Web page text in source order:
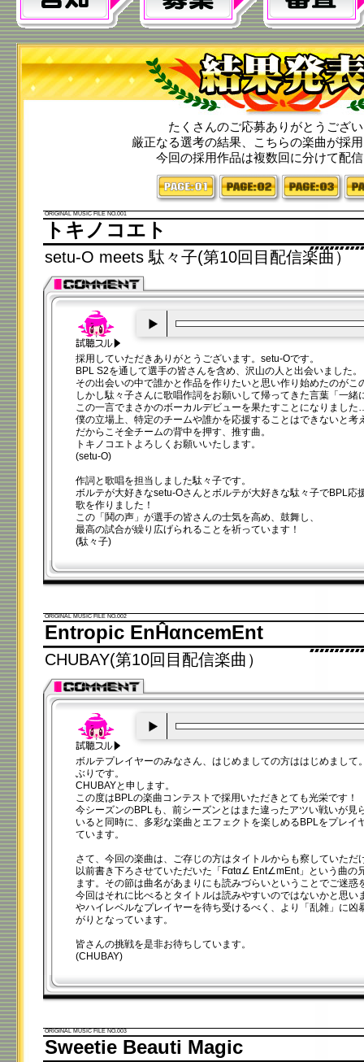
たくさんのご応募ありがとうござ
厳正なる選考の結果、こちらの楽曲が採
今回の採用作品は複数回に分けて配
1 2 3
ORIGINAL MUSIC FILE NO.001
トキノコエト
setu-O meets 駄々子(第10回目配信楽曲）
採用していただきありがとうございます。setu-Oです。
BPL S2を通して選手の皆さんを含め、沢山の人と出会いました。
その出会いの中で誰かと作品を作りたいと思い作り始めたのがこ
しかし駄々子さんに歌唱作詞をお願いして帰ってきた言葉「一緒
この一言でまさかのボーカルデビューを果たすことになりまし
僕の立場上、特定のチームや誰かを応援することはできないと考
だからこそ全チームの背中を押す、推す曲。
トキノコエトよろしくお願いいたします。
(setu-O)
作詞と歌唱を担当しました駄々子です。
ボルテが大好きなsetu-Oさんとボルテが大好きな駄々子でBPL応
歌を作りました！
この「鬨の声」が選手の皆さんの士気を高め、鼓舞し、
最高の試合が繰り広げられることを祈っています！
(駄々子)
ORIGINAL MUSIC FILE NO.002
Entropic EnĤαncemEnt
CHUBAY(第10回目配信楽曲）
ボルテプレイヤーのみなさん、はじめましての方ははじめまして
ぶりです。
CHUBAYと申します。
この度はBPLの楽曲コンテストで採用いただきとても光栄です！
今シーズンのBPLも、前シーズンとはまた違ったアツい戦いが見
いると同時に、多彩な楽曲とエフェクトを楽しめるBPLをプレイ
ています。
さて、今回の楽曲は、ご存じの方はタイトルからも察していただ
以前書き下ろさせていただいた「Fαtα∠ Ent∠mEnt」という曲の
ます。その節は曲名があまりにも読みづらいということでご迷惑
今回はそれに比べるとタイトルは読みやすいのではないかと思い
やハイレベルなプレイヤーを待ち受けるべく、より「乱雑」に凶
がりとなっています。
皆さんの挑戦を是非お待ちしています。
(CHUBAY)
ORIGINAL MUSIC FILE NO.003
Sweetie Beauti Magic